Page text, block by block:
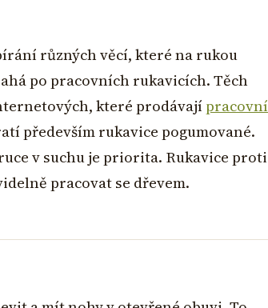
různých věcí, které na rukou
po pracovních rukavicích. Těch
které prodávají pracovní
především rukavice pogumované.
v suchu je priorita. Rukavice proti
pracovat se dřevem.